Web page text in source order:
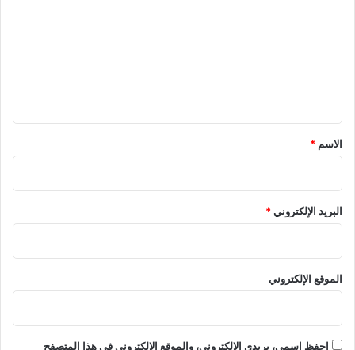
*
الاسم *
البريد الإلكتروني*
الموقع الإلكتروني
احفظ اسمي، بريدي الإلكتروني، والموقع الإلكتروني في هذا المتصفح